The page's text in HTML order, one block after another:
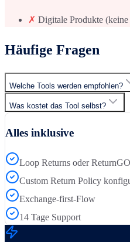
✗ Digitale Produkte
Häufige Fragen
Welche Tools werden empfohlen?
Was kostet das Tool selbst?
Alles inklusive
Loop Returns oder
Custom Return Policy
Exchange-first-Flow
14 Tage Support